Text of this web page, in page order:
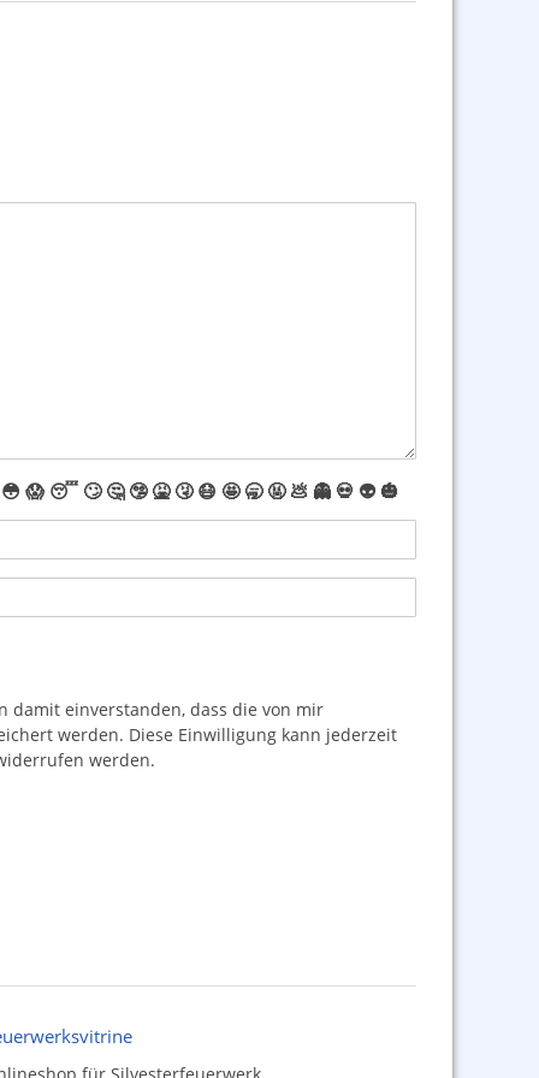
😳 😱 😴 🙄 🤔 🤥 🤮 🤧 😷 🤩 🥱 🤬 💩 👻 💀 👽 🎃
einverstanden, dass die von mir
werden. Diese Einwilligung kann jederzeit
werden.